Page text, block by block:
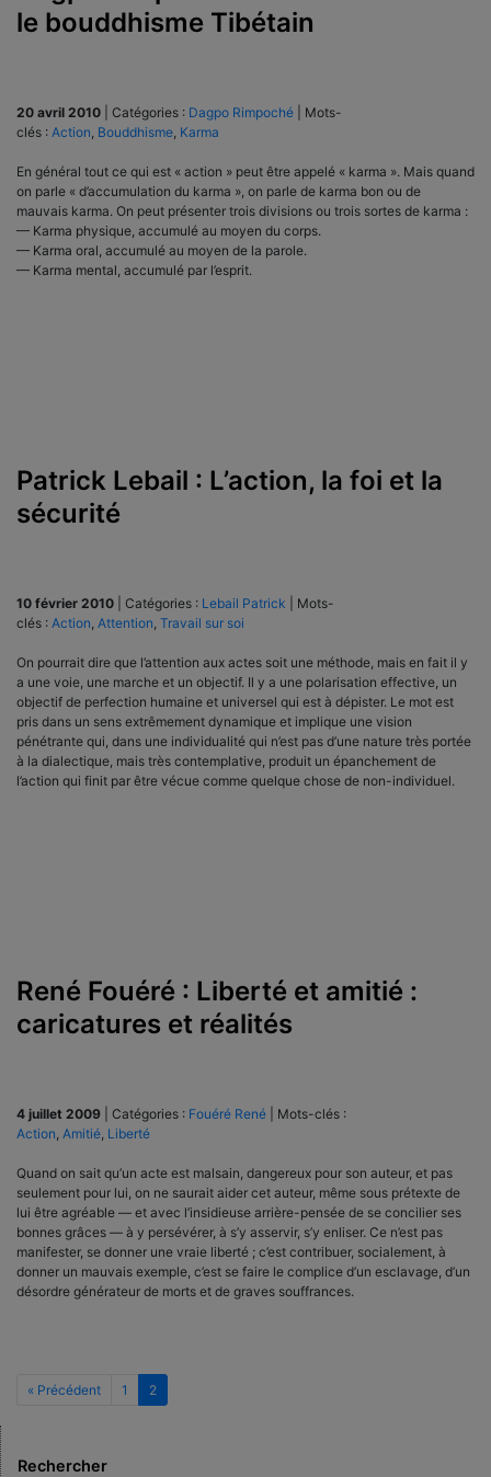
le bouddhisme Tibétain
20 avril 2010 Catégories : Dagpo Rimpoché
Mots-
clés : Action Bouddhisme Karma
En général tout ce qui est « action » peut être appelé « karma ». Mais quand
on parle « d’accumulation du karma », on parle de karma bon ou de
mauvais karma. On peut présenter trois divisions ou trois sortes de karma :
— Karma physique, accumulé au moyen du corps.
— Karma oral, accumulé au moyen de la parole.
— Karma mental, accumulé par l’esprit.
Patrick Lebail : L’action, la foi et la
sécurité
10 février 2010 Catégories : Lebail Patrick
Mots-
clés : Action Attention Travail sur soi
On pourrait dire que l’attention aux actes soit une méthode, mais en fait il y
a une voie, une marche et un objectif. Il y a une polarisation effective, un
objectif de perfection humaine et universel qui est à dépister. Le mot est
pris dans un sens extrêmement dynamique et implique une vision
pénétrante qui, dans une individualité qui n’est pas d’une nature très portée
à la dialectique, mais très contemplative, produit un épanchement de
l’action qui finit par être vécue comme quelque chose de non-individuel.
René Fouéré : Liberté et amitié :
caricatures et réalités
4 juillet 2009 Catégories : Fouéré René
Mots-clés :
Action, Amitié, Liberté
Quand on sait qu’un acte est malsain, dangereux pour son auteur, et pas
seulement pour lui, on ne saurait aider cet auteur, même sous prétexte de
lui être agréable — et avec l’insidieuse arrière-pensée de se concilier ses
bonnes grâces — à y persévérer, à s’y asservir, s’y enliser. Ce n’est pas
manifester, se donner une vraie liberté ; c’est contribuer, socialement, à
donner un mauvais exemple, c’est se faire le complice d’un esclavage, d’un
désordre générateur de morts et de graves souffrances.
« Précédent 1 2
Rechercher